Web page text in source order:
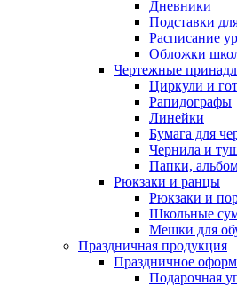
Дневники
Подставки
Расписание
Обложки
Чертежные
Циркули и
Рапидографы
Линейки
Бумага для
Чернила и
Папки,
Рюкзаки и ранцы
Рюкзаки и
Школьные
Мешки для
Праздничная продукция
Праздничное
Подарочная